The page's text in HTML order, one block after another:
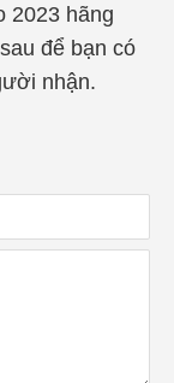
2023 hãng
để bạn có
nhận.